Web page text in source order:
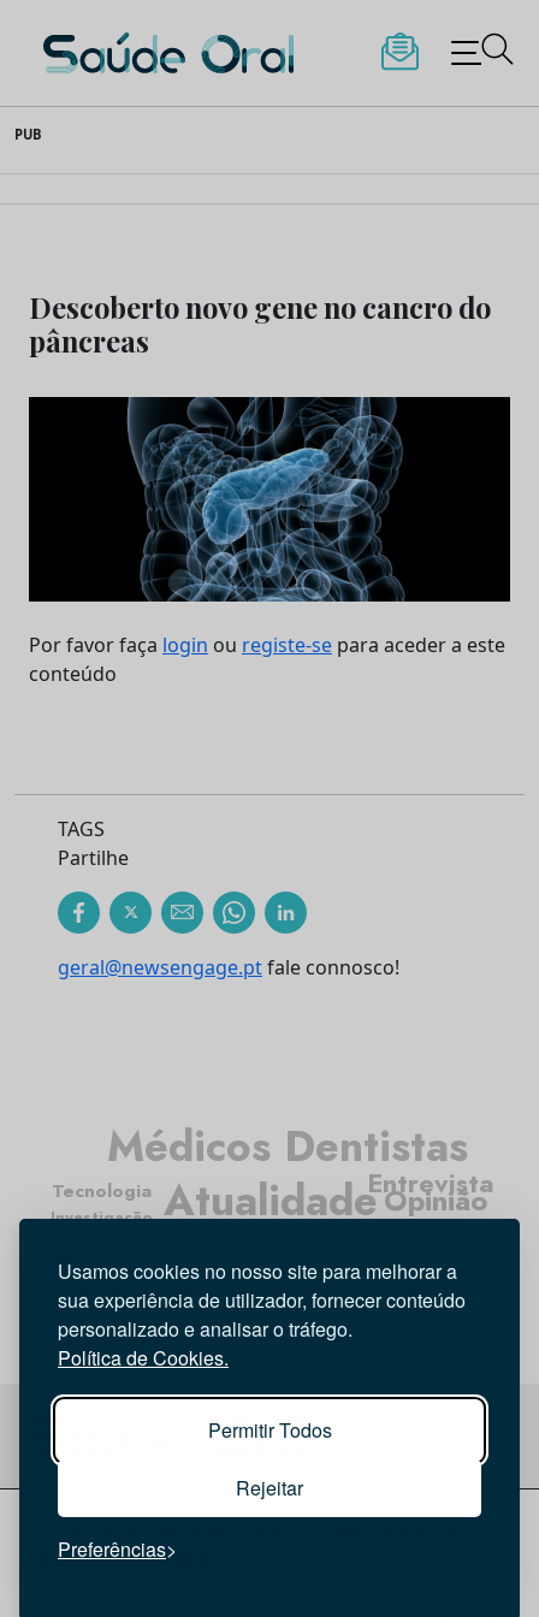
Usamos cookies no nosso site para melhorar a
sua experiência de utilizador, fornecer conteúdo
personalizado e analisar o tráfego.
Política de Cookies.
Permitir Todos
Rejeitar
Preferências
to
content
Saúde Oral
PUB
Descoberto novo gene no cancro do
pâncreas
Por favor faça login ou registe-se para aceder a este
conteúdo
TAGS
Partilhe
geral@newsengage.ptfale connosco!
Atualidade
Médicos Dentistas
Higiene Oral
Entrevista
Opinião
Tecnologia
Investigação
Política de privacidade